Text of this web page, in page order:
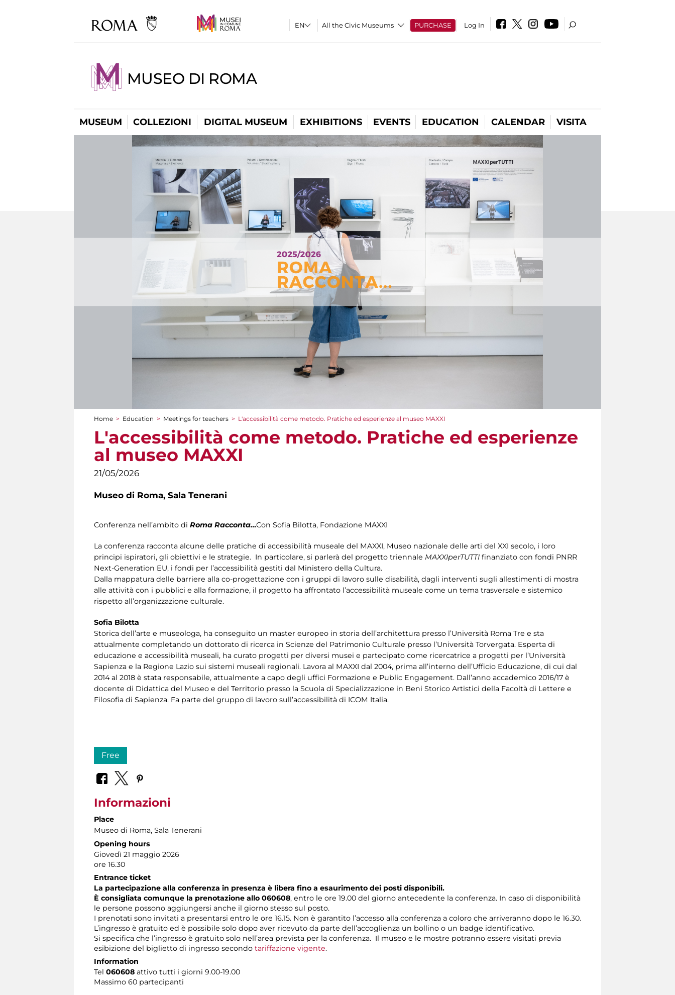
All the Civic Museums PURCHASE Log In
MUSEO DI ROMA
MUSEUM COLLEZIONI DIGITAL MUSEUM EXHIBITIONS EVENTS EDUCATION CALENDAR VISITA
You are here
Home > Education > Meetings for teachers > L'accessibilità come metodo. Pratiche ed esperienze al museo MAXXI
L'accessibilità come metodo. Pratiche ed esperienze
al museo MAXXI
21/05/2026
Museo di Roma, Sala Tenerani
Conferenza nell’ambito di Roma Racconta…Con Sofia Bilotta, Fondazione MAXXI
La conferenza racconta alcune delle pratiche di accessibilità museale del MAXXI, Museo nazionale delle arti del XXI secolo, i loro
principi ispiratori, gli obiettivi e le strategie. In particolare, si parlerà del progetto triennale MAXXIperTUTTI finanziato con fondi PNRR
Next-Generation EU, i fondi per l’accessibilità gestiti dal Ministero della Cultura.
Dalla mappatura delle barriere alla co-progettazione con i gruppi di lavoro sulle disabilità, dagli interventi sugli allestimenti di mostra
alle attività con i pubblici e alla formazione, il progetto ha affrontato l’accessibilità museale come un tema trasversale e sistemico
rispetto all’organizzazione culturale.
Sofia Bilotta
Storica dell’arte e museologa, ha conseguito un master europeo in storia dell’architettura presso l’Università Roma Tre e sta
attualmente completando un dottorato di ricerca in Scienze del Patrimonio Culturale presso l’Università Torvergata. Esperta di
educazione e accessibilità museali, ha curato progetti per diversi musei e partecipato come ricercatrice a progetti per l’Università
Sapienza e la Regione Lazio sui sistemi museali regionali. Lavora al MAXXI dal 2004, prima all’interno dell’Ufficio Educazione, di cui dal
2014 al 2018 è stata responsabile, attualmente a capo degli uffici Formazione e Public Engagement. Dall’anno accademico 2016/17 è
docente di Didattica del Museo e del Territorio presso la Scuola di Specializzazione in Beni Storico Artistici della Facoltà di Lettere e
Filosofia di Sapienza. Fa parte del gruppo di lavoro sull’accessibilità di ICOM Italia.
Free
Informazioni
Place
Museo di Roma, Sala Tenerani
Opening hours
Giovedì 21 maggio 2026
ore 16.30
Entrance ticket
La partecipazione alla conferenza in presenza è libera fino a esaurimento dei posti disponibili.
È consigliata comunque la prenotazione allo 060608, entro le ore 19.00 del giorno antecedente la conferenza. In caso di disponibilità
le persone possono aggiungersi anche il giorno stesso sul posto.
I prenotati sono invitati a presentarsi entro le ore 16.15. Non è garantito l’accesso alla conferenza a coloro che arriveranno dopo le 16.30.
L’ingresso è gratuito ed è possibile solo dopo aver ricevuto da parte dell’accoglienza un bollino o un badge identificativo.
Si specifica che l’ingresso è gratuito solo nell’area prevista per la conferenza. Il museo e le mostre potranno essere visitati previa
esibizione del biglietto di ingresso secondo tariffazione vigente.
Information
Tel 060608 attivo tutti i giorni 9.00-19.00
Massimo 60 partecipanti